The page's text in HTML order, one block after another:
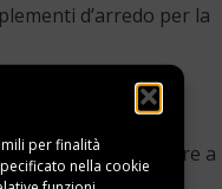
per finalità
nella cookie
d’arredo per la
texture e calore a